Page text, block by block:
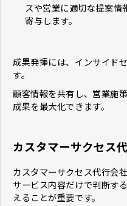
スや営業に適切な提案情
寄与します。
成果発揮には、インサイド
す。
顧客情報を共有し、営業施
成果を最大化できます。
カスタマーサクセス
カスタマーサクセス代行会
サービス内容だけで判断す
えることが重要です。